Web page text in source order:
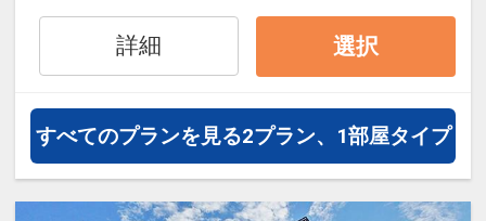
詳細 選択
すべてのプランを見る2プラン、1部屋タイプ